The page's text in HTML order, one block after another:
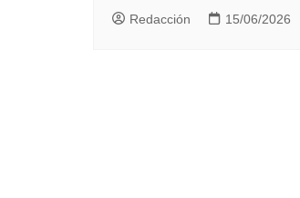
Redacción 15/06/2026